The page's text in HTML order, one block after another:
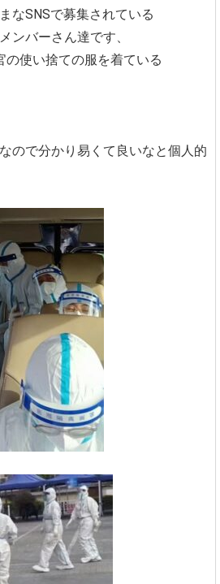
なSNSで募集されている
ンバーさん達です、
の使い捨ての服を着ている
ので分かり易くて良いなと個人的